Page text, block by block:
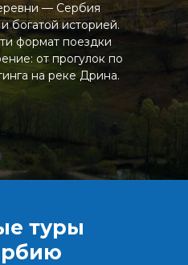
— Сербия
богатой историей.
формат поездки
от прогулок по
на реке Дрина.
туры